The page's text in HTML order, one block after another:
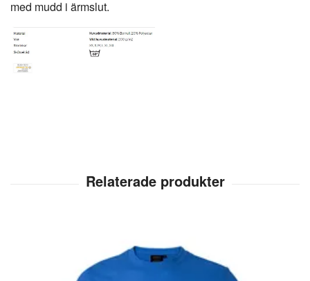
med mudd i ärmslut.